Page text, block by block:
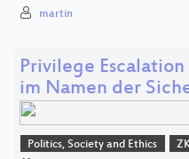
martin
Privilege
im Namen der
Politics, Society and Ethics